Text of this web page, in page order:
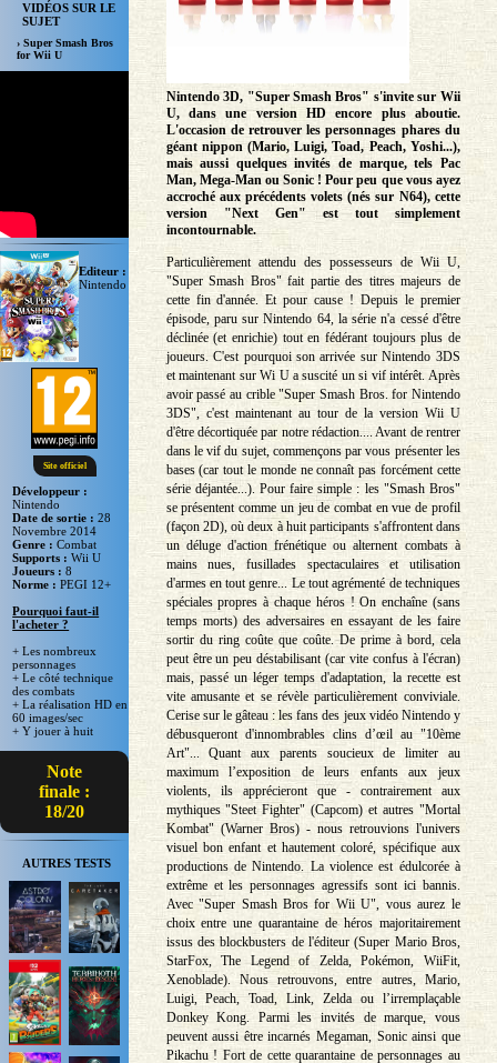
VIDÉOS SUR LE
SUJET
› Super Smash Bros
for Wii U
Site officiel
Editeur :
Nintendo
Développeur :
Nintendo
Date de sortie :28
Novembre 2014
Genre :Combat
Supports :Wii U
Joueurs :8
Norme :PEGI 12+
Pourquoi faut-il
l'acheter ?
+ Les nombreux
personnages
+ Le côté technique
des combats
+ La réalisation HD en
60 images/sec
+ Y jouer à huit
Note
finale :
18/20
AUTRES TESTS
Nintendo 3D, "Super Smash Bros" s'invite sur Wii
U, dans une version HD encore plus aboutie.
L'occasion de retrouver les personnages phares du
géant nippon (Mario, Luigi, Toad, Peach, Yoshi...),
mais aussi quelques invités de marque, tels Pac
Man, Mega-Man ou Sonic ! Pour peu que vous ayez
accroché aux précédents volets (nés sur N64), cette
version "Next Gen" est tout simplement
incontournable.
Particulièrement attendu des possesseurs de Wii U,
"Super Smash Bros" fait partie des titres majeurs de
cette fin d'année. Et pour cause ! Depuis le premier
épisode, paru sur Nintendo 64, la série n'a cessé d'être
déclinée (et enrichie) tout en fédérant toujours plus de
joueurs. C'est pourquoi son arrivée sur Nintendo 3DS
et maintenant sur Wi U a suscité un si vif intérêt. Après
avoir passé au crible "Super Smash Bros. for Nintendo
3DS", c'est maintenant au tour de la version Wii U
d'être décortiquée par notre rédaction.... Avant de rentrer
dans le vif du sujet, commençons par vous présenter les
bases (car tout le monde ne connaît pas forcément cette
série déjantée...). Pour faire simple : les "Smash Bros"
se présentent comme un jeu de combat en vue de profil
(façon 2D), où deux à huit participants s'affrontent dans
un déluge d'action frénétique ou alternent combats à
mains nues, fusillades spectaculaires et utilisation
d'armes en tout genre... Le tout agrémenté de techniques
spéciales propres à chaque héros ! On enchaîne (sans
temps morts) des adversaires en essayant de les faire
sortir du ring coûte que coûte. De prime à bord, cela
peut être un peu déstabilisant (car vite confus à l'écran)
mais, passé un léger temps d'adaptation, la recette est
vite amusante et se révèle particulièrement conviviale.
Cerise sur le gâteau : les fans des jeux vidéo Nintendo y
débusqueront d'innombrables clins d’œil au "10ème
Art"... Quant aux parents soucieux de limiter au
maximum l’exposition de leurs enfants aux jeux
violents, ils apprécieront que - contrairement aux
mythiques "Steet Fighter" (Capcom) et autres "Mortal
Kombat" (Warner Bros) - nous retrouvions l'univers
visuel bon enfant et hautement coloré, spécifique aux
productions de Nintendo. La violence est édulcorée à
extrême et les personnages agressifs sont ici bannis.
Avec "Super Smash Bros for Wii U", vous aurez le
choix entre une quarantaine de héros majoritairement
issus des blockbusters de l'éditeur (Super Mario Bros,
StarFox, The Legend of Zelda, Pokémon, WiiFit,
Xenoblade). Nous retrouvons, entre autres, Mario,
Luigi, Peach, Toad, Link, Zelda ou l’irremplaçable
Donkey Kong. Parmi les invités de marque, vous
peuvent aussi être incarnés Megaman, Sonic ainsi que
Pikachu ! Fort de cette quarantaine de personnages au